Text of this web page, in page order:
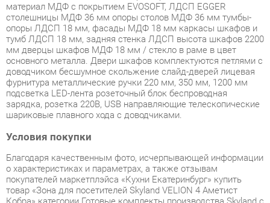
мм дверцы шкафов МДФ 18 мм / стекло в раме в цвет
основного металла. Двери шкафов комплектуются петлями с
доводчиком бесшумное скольжение слайд-дверей лицевая
фурнитура металлические ручки 220 мм, 350 мм, 1200 мм
подсветка LED-лента розеточный блок беспроводная
зарядка, розетка 220В, USB направляющие телескопические
шариковые плавного хода с доводчиками.
Условия покупки
Благодаря качественным фото, исчерпывающей информации
о характеристиках и параметрах, а также отзывам
товар «Зона для посетителей Skyland VELION 4 Аметист
доставкой из Екатеринбурга по цене со скидкой и гарантией
от производителя не составит труда.
Мы отправляем заказы в доставку ежедневно. Товары из
ассортимента в наличии на складе в Екатеринбурге вы